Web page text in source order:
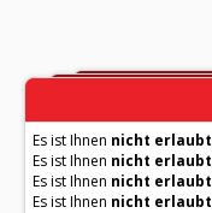
Es ist Ihnen nicht erlaubt
Es ist Ihnen nicht erlaubt
Es ist Ihnen nicht erlaubt
Es ist Ihnen nicht erlaubt